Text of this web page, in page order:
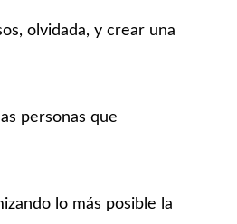
olvidada, y crear una
personas que
lo más posible la